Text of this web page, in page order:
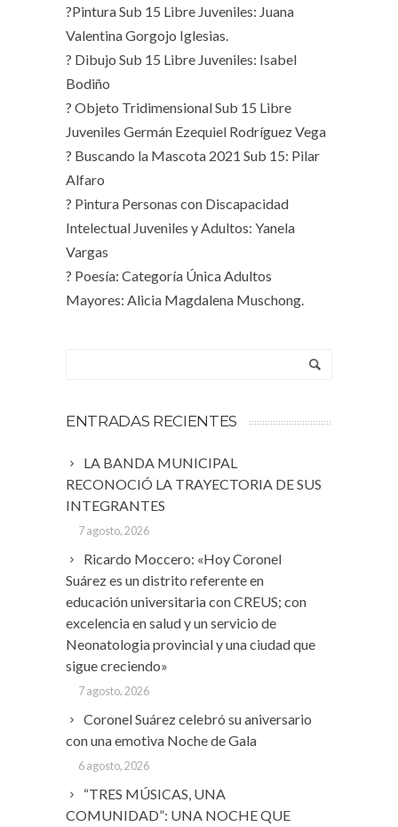
?Pintura Sub 15 Libre Juveniles: Juana
Valentina Gorgojo Iglesias.
? Dibujo Sub 15 Libre Juveniles: Isabel
Bodiño
? Objeto Tridimensional Sub 15 Libre
Juveniles Germán Ezequiel Rodríguez Vega
? Buscando la Mascota 2021 Sub 15: Pilar
Alfaro
? Pintura Personas con Discapacidad
Intelectual Juveniles y Adultos: Yanela
Vargas
? Poesía: Categoría Única Adultos
Mayores: Alicia Magdalena Muschong.
ENTRADAS RECIENTES
LA BANDA MUNICIPAL
RECONOCIÓ LA TRAYECTORIA DE SUS
INTEGRANTES
7 agosto, 2026
Ricardo Moccero: «Hoy Coronel
Suárez es un distrito referente en
educación universitaria con CREUS; con
excelencia en salud y un servicio de
Neonatologia provincial y una ciudad que
sigue creciendo»
7 agosto, 2026
Coronel Suárez celebró su aniversario
con una emotiva Noche de Gala
6 agosto, 2026
“TRES MÚSICAS, UNA
COMUNIDAD”: UNA NOCHE QUE